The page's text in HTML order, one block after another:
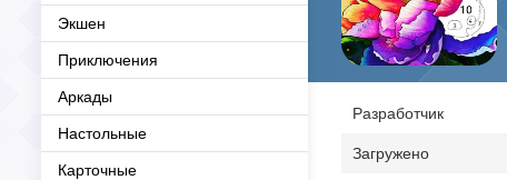
Экшен
Приключения
Аркады
Настольные
Карточные
Разработчик
Загружено